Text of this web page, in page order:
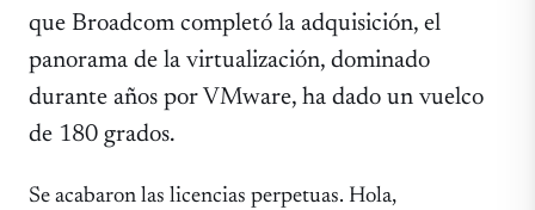
que Broadcom completó la adquisición, el
panorama de la virtualización, dominado
durante años por VMware, ha dado un vuelco
de 180 grados.
Se acabaron las licencias perpetuas. Hola,